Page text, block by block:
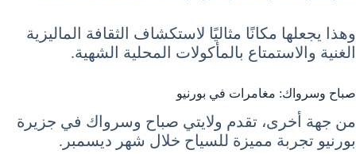
وهذا يجعلها مكانًا مثاليًا لاستكشاف الثقافة الماليزية
الغنية والاستمتاع بالمأكولات المحلية الشهية.
صباح وسرواك: مغامرات في بورنيو
من جهة أخرى، تقدم ولايتي صباح وسرواك في جزيرة
بورنيو تجربة مميزة للسياح خلال شهر ديسمبر.